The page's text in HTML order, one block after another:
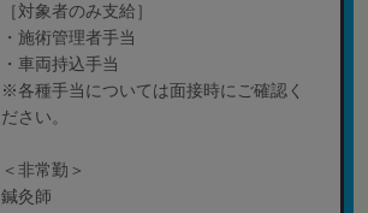
［対象者のみ支給］
・施術管理者手当
・車両持込手当
※各種手当については面接時にご確認く
ださい。
＜非常勤＞
鍼灸師